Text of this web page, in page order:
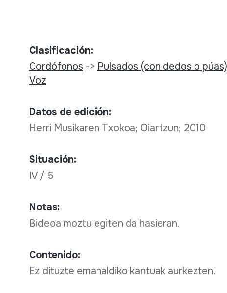
Clasificación:
Cordófonos -> Pulsados (con dedos o púas)
Voz
Datos de edición:
Herri Musikaren Txokoa; Oiartzun; 2010
Situación:
IV / 5
Notas:
Bideoa moztu egiten da hasieran.
Contenido:
Ez dituzte emanaldiko kantuak aurkezten.